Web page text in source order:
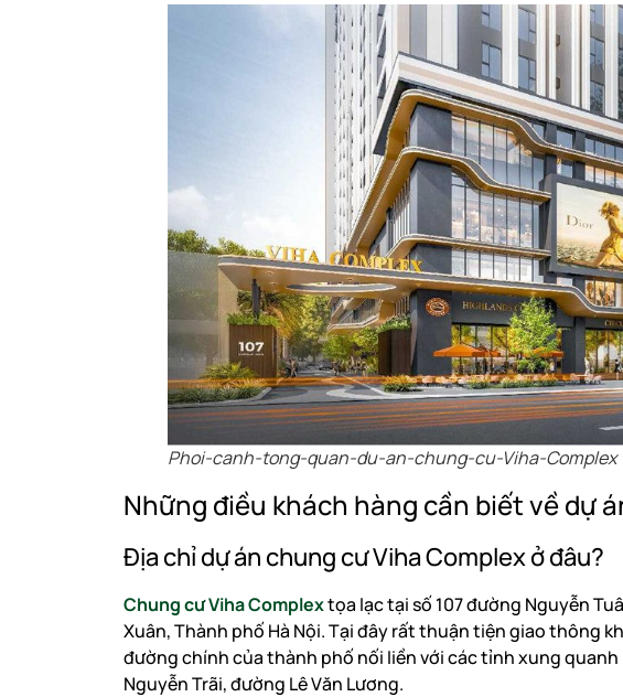
Phoi-canh-tong-quan-du-an-chung-cu-Viha-Complex
Những điều khách hàng cần biết về dự
Địa chỉ dự án chung cư Viha Complex ở đâu?
Chung cư Viha Complextọa lạc tại số 107 đường Nguyễn
Xuân, Thành phố Hà Nội. Tại đây rất thuận tiện giao thông
đường chính của thành phố nối liền với các tỉnh xung quanh
Nguyễn Trãi, đường Lê Văn Lương.